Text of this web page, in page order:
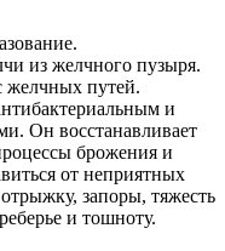
из желчного пузыря.
желчных путей.
и
Он восстанавливает
брожения и
от неприятных
запоры, тяжесть
и тошноту.